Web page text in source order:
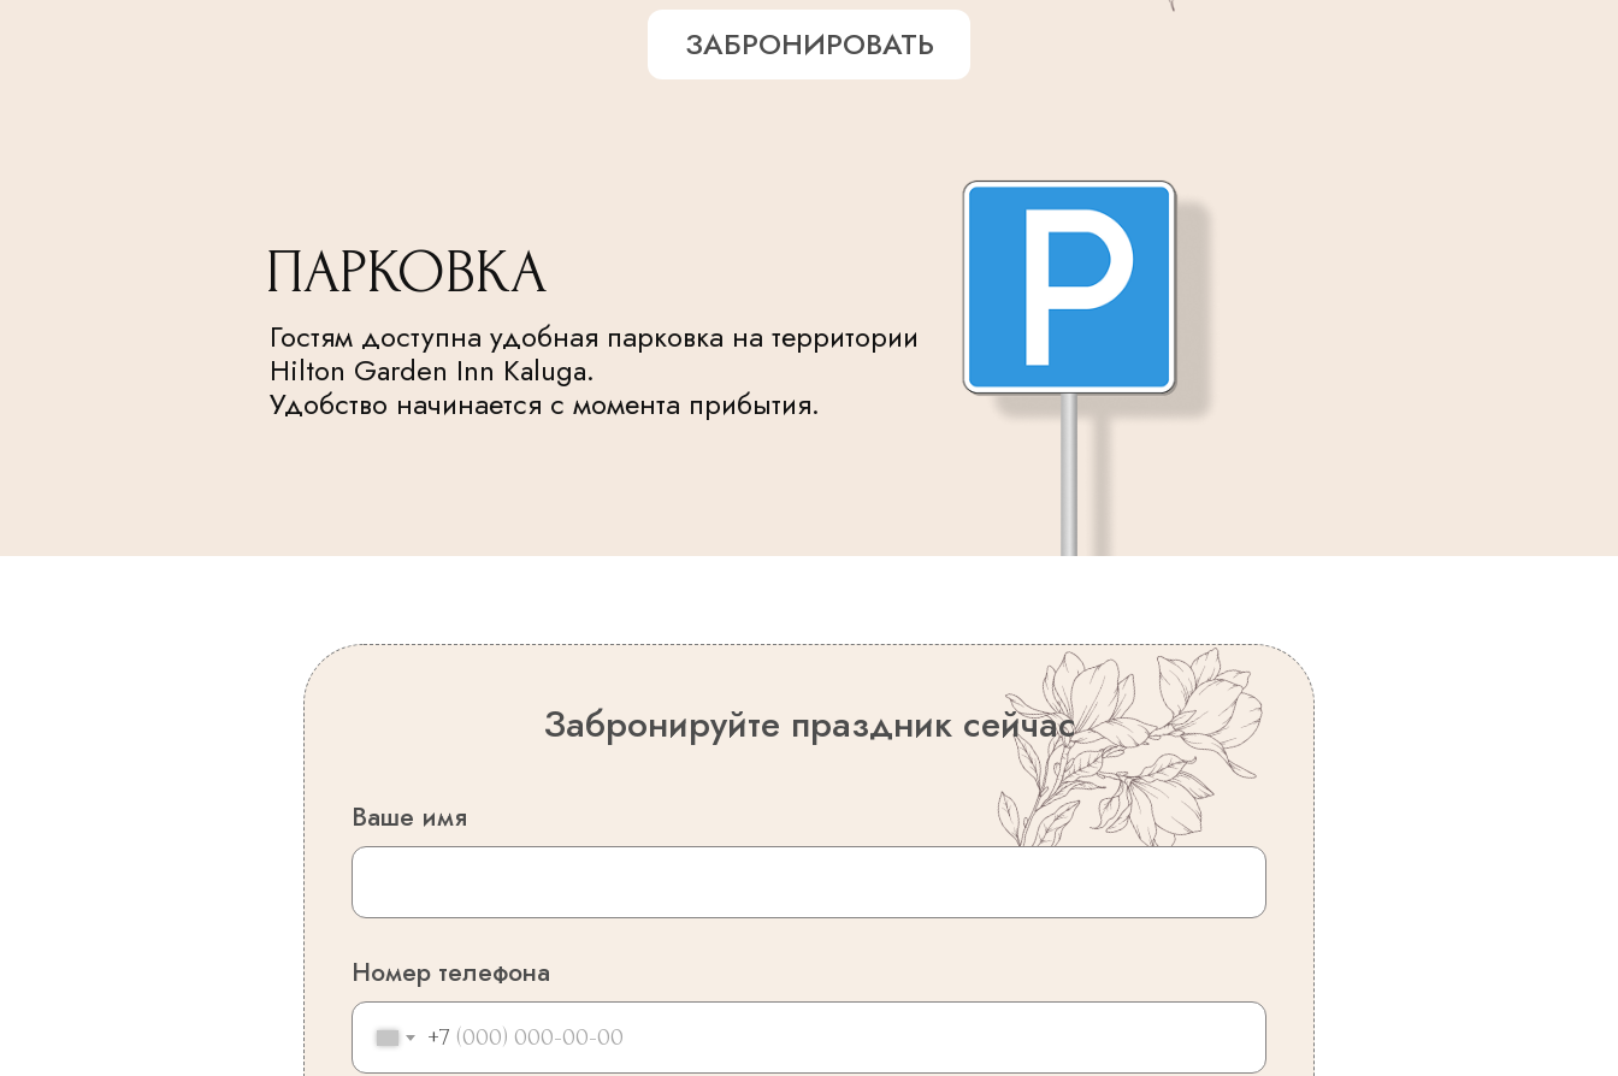
ЗАБРОНИРОВАТЬ
ПАРКОВКА
Гостям доступна удобная парковка на территории
Hilton Garden Inn Kaluga.
Удобство начинается с момента прибытия.
Ваше имя
Номер телефона
+7
Забронируйте праздник сейчас